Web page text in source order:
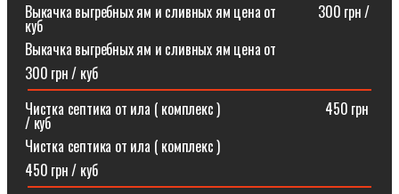
Выкачка выгребных ям и сливных ям цена от⠀⠀⠀⠀300 грн /
куб
Выкачка выгребных ям и сливных ям цена от
300 грн / куб
Чистка септика от ила ( комплекс )⠀⠀⠀⠀⠀⠀⠀⠀⠀⠀450 грн
/ куб
Чистка септика от ила ( комплекс )
450 грн / куб